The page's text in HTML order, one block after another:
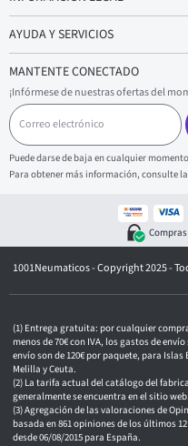
AYUDA Y SERVICIOS
MANTENTE CONECTADO
¡Infórmese de nuestras ofertas del
C
o
r
r
e
o
n
o
Puede darse de baja en cualquier
Para obtener más información, consulte la
1001Neumaticos - Copyright 2025 -
Entrega gratuita: por cualquier
menos de 70€ con IVA, los gastos de
envío son de 120€ por paquete, para
Melilla y Ceuta.
La tarifa actual del catálogo del
generalmente se encuentra en el sitio web.
Agregación de las valoraciones de
basada en 861 opiniones de los últimos
desde 06/08/2015 para España.